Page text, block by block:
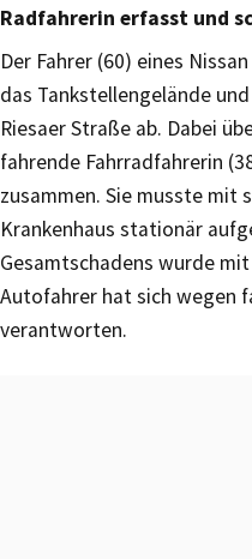
Radfahrerin erfasst und
Der Fahrer (60) eines
das Tankstellengelände
Riesaer Straße ab. Dabei
fahrende Fahrradfahrerin
zusammen. Sie musste mit
Krankenhaus stationär
Gesamtschadens wurde
Autofahrer hat sich wegen
verantworten.